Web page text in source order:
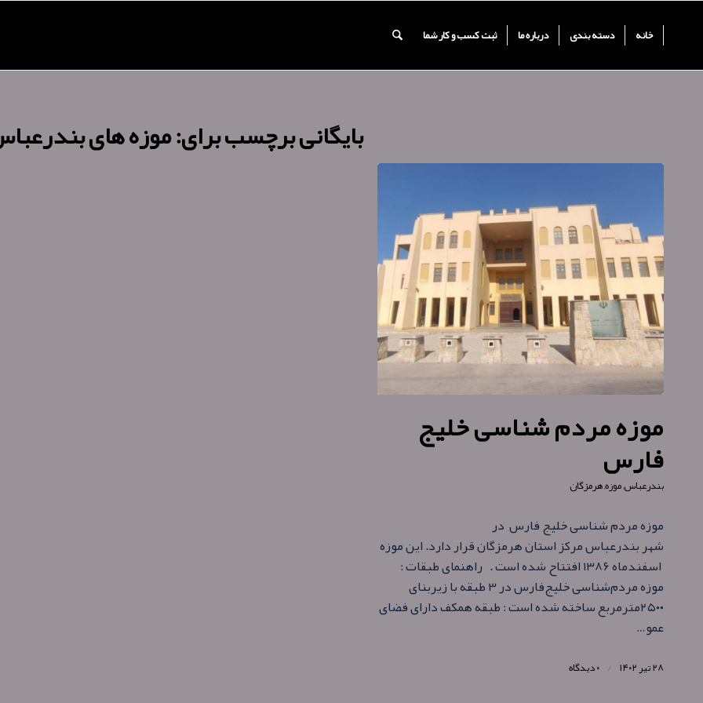
خانه دسته بندی درباره ما ثبت کسب و کار شما
بایگانی برچسب برای:موزه های
موزه مردم‌ شناسی خلیج
فارس
بندرعباس,موزه,هرمزگان
موزه مردم‌ شناسی خلیج فارس در
شهر بندرعباس مرکز استان هرمزگان قرار دارد. این موزه
اسفندماه ۱۳۸۶ افتتاح شده است . راهنمای طبقات :
موزه مردم‌شناسی خلیج‌فارس در ۳ طبقه با زیربنای
۲۵۰۰مترمربع ساخته شده است : طبقه همکف دارای فضای
عمو…
۲۸ تیر ۱۴۰۲ / ۰ دیدگاه